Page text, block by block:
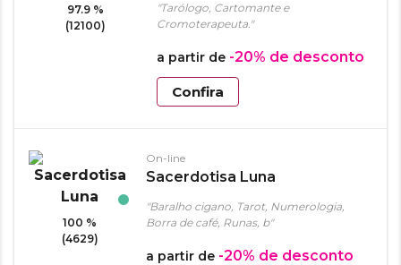
97.9 %
(12100)
"Tarólogo, Cartomante e
Cromoterapeuta."
a partir de -20% de desconto
Confira
100 %
(4629)
On-line
Sacerdotisa Luna
"Baralho cigano, Tarot, Numerologia,
Borra de café, Runas, b"
a partir de -20% de desconto